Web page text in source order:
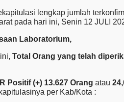
lengkap jumlah
pada hari ini, Senin 12 JULI
Laboratorium,
Total Orang yang telah
Positif (+) 13.627 Orang atau
per Kab/Kota :